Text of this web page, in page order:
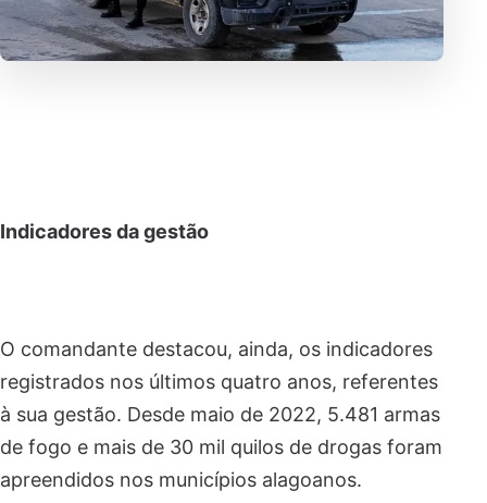
Indicadores da gestão
O comandante destacou, ainda, os indicadores
registrados nos últimos quatro anos, referentes
à sua gestão. Desde maio de 2022, 5.481 armas
de fogo e mais de 30 mil quilos de drogas foram
apreendidos nos municípios alagoanos.